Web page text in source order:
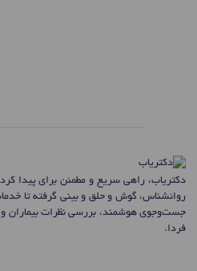
دکتریاب، راهی سریع و مطمئن برای پیدا
روانشناس، گوش و حلق و بینی گرفته تا
جست‌وجوی هوشمند، بررسی نظرات بیماران و
فردا.